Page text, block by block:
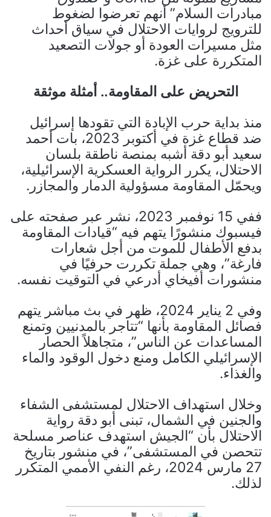
مبادرات السلام” أنهم تعرضوا لضغوط
للترويج لروايات الاحتلال في سياق أحداث
مثل مسيرات العودة أو جولات التصعيد
المتكررة على غزة.
التحريض على المقاومة.. أمثلة موثقة
منذ بداية حرب الإبادة التي تقودها إسرائيل
ضد قطاع غزة في أكتوبر 2023، بات أحمد
سعيد أبو دقة أشبه بمنصة ناطقة بلسان
الاحتلال، يكرر الرواية العسكرية الإسرائيلية،
ويحمّل المقاومة مسؤولية الدمار والمجازر.
ففي 15 نوفمبر 2023، نشر عبر صفحته على
فيسبوك منشورًا يتهم فيه “قيادات المقاومة
بدفع الأطفال للموت من أجل شعارات
فارغة”، وهي جملة تكررت حرفيًا في
منشورات أفيخاي أدرعي في التوقيت نفسه.
وفي 2 يناير 2024، ظهر في بث مباشر يتهم
فصائل المقاومة بأنها “تتاجر بالمدنيين وتمنع
المساعدات عن الناس”، متجاهلاً الحصار
الإسرائيلي الكامل ومنع دخول الوقود والماء
والغذاء.
وخلال استهداف الاحتلال لمستشفى الشفاء
والجنين في الشمال، تبنى أبو دقة رواية
الاحتلال بأن “الجيش استهدف عناصر مسلحة
تتحصن في المستشفى”، في منشور بتاريخ
27 مارس 2024، رغم النفي الأممي المتكرر
لذلك.